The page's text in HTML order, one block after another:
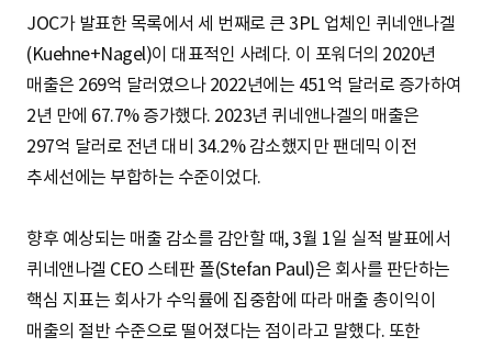
JOC가 발표한 목록에서 세 번째로 큰 3PL 업체인 퀴네앤나겔
(Kuehne+Nagel)이 대표적인 사례다. 이 포워더의 2020년
매출은 269억 달러였으나 2022년에는 451억 달러로 증가하여
2년 만에 67.7% 증가했다. 2023년 퀴네앤나겔의 매출은
297억 달러로 전년 대비 34.2% 감소했지만 팬데믹 이전
추세선에는 부합하는 수준이었다.
향후 예상되는 매출 감소를 감안할 때, 3월 1일 실적 발표에서
퀴네앤나겔 CEO 스테판 폴(Stefan Paul)은 회사를 판단하는
핵심 지표는 회사가 수익률에 집중함에 따라 매출 총이익이
매출의 절반 수준으로 떨어졌다는 점이라고 말했다. 또한